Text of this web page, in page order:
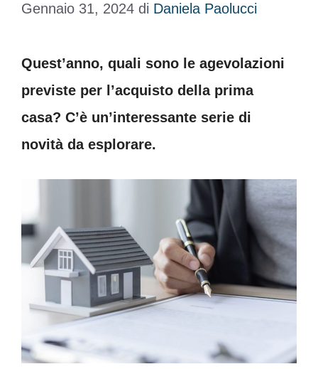
Gennaio 31, 2024 di Daniela Paolucci
Quest’anno, quali sono le agevolazioni
previste per l’acquisto della prima
casa? C’è un’interessante serie di
novità da esplorare.